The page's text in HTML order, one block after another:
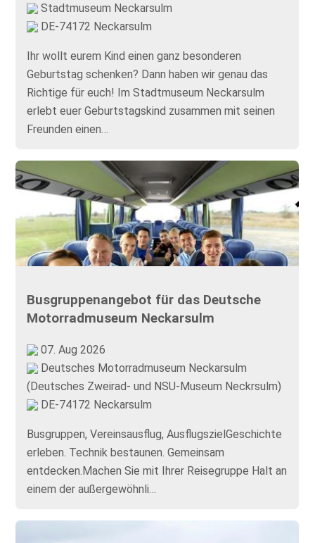
Stadtmuseum Neckarsulm
DE-74172 Neckarsulm
Ihr wollt eurem Kind einen ganz besonderen
Geburtstag schenken? Dann haben wir genau das
Richtige für euch! Im Stadtmuseum Neckarsulm
erlebt euer Geburtstagskind zusammen mit seinen
Freunden einen…
Busgruppenangebot für das Deutsche
Motorradmuseum Neckarsulm
07. Aug 2026
Deutsches Motorradmuseum Neckarsulm
(Deutsches Zweirad- und NSU-Museum Neckrsulm)
DE-74172 Neckarsulm
Busgruppen, Vereinsausflug, AusflugszielGeschichte
erleben. Technik bestaunen. Gemeinsam
entdecken.Machen Sie mit Ihrer Reisegruppe Halt an
einem der außergewöhnli…